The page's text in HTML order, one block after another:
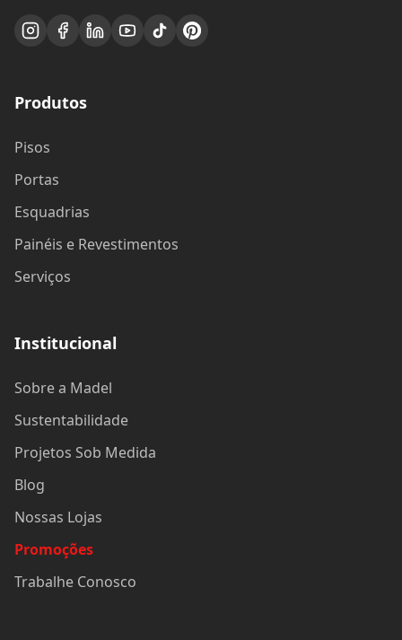
Produtos
Pisos
Portas
Esquadrias
Painéis e Revestimentos
Serviços
Institucional
Sobre a Madel
Sustentabilidade
Projetos Sob Medida
Blog
Nossas Lojas
Promoções
Trabalhe Conosco